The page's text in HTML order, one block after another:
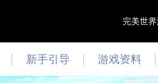
完美世
新手引导 游戏资料